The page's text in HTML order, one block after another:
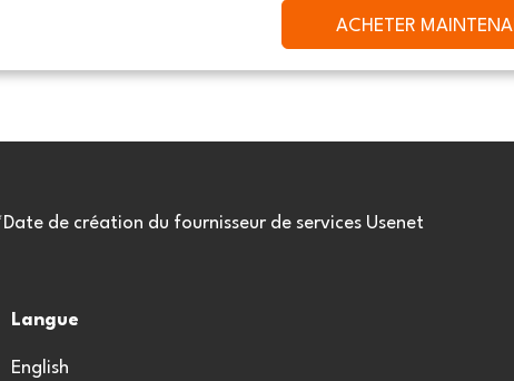
ACHETER
de création du fournisseur de services Usenet
Langue
English